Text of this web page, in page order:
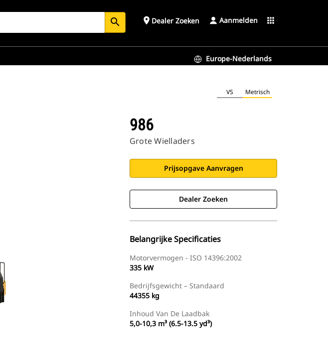
search place Dealer Zoeken Aanmelden apps
Europe-Nederlands
VS Metrisch
986
Grote Wielladers
Prijsopgave Aanvragen
Dealer Zoeken
Belangrijke Specificaties
Motorvermogen - ISO 14396:2002
335 kW
Bedrijfsgewicht – Standaard
44355 kg
Inhoud Van De Laadbak
5,0-10,3 m³ (6.5-13.5 yd³)